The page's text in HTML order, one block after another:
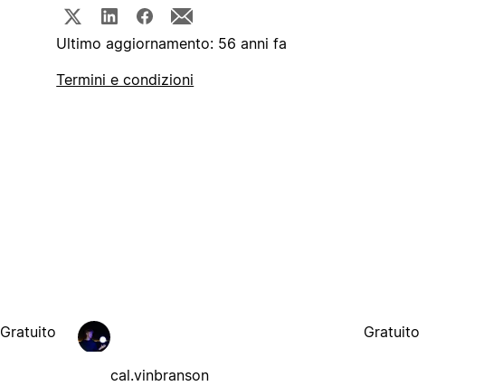
Ultimo aggiornamento: 56 anni fa
Termini e condizioni
Gratuito
cal.vinbranson
Gratuito